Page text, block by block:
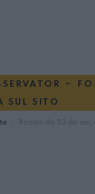
SUL SITO
Român de 52 de ani, ucis de un conaţional după o petrecere